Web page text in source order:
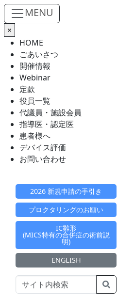
Skip to main content
MENU
×
HOME
ごあいさつ
開催情報
Webinar
定款
役員一覧
代議員・施設会員
指導医・認定医
患者様へ
デバイス評価
お問い合わせ
2026 新規申請の手引き
プロクタリングのお願い
IC雛形
(MICS特有の合併症の術前説
明)
ENGLISH